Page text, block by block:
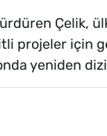
Çelik,
projeler için
yeniden